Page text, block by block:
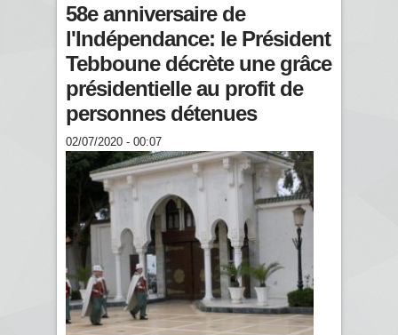
58e anniversaire de
l'Indépendance: le Président
Tebboune décrète une grâce
présidentielle au profit de
personnes détenues
02/07/2020 - 00:07